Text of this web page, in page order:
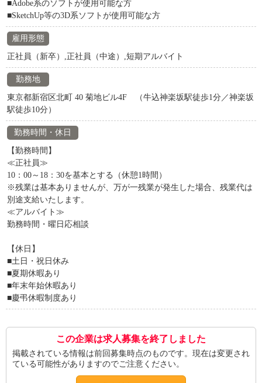
■Adobe系のソフトが使用可能な方
■SketchUp等の3D系ソフトが使用可能な方
雇用形態
正社員（新卒）,正社員（中途）,短期アルバイト
勤務地
東京都新宿区北町 40 菊地ビル4F （牛込神楽坂駅徒歩1分／神楽坂
駅徒歩10分）
勤務時間・休日
【勤務時間】
≪正社員≫
10：00～18：30を基本とする（休憩1時間）
※残業は基本ありませんが、万が一残業が発生した場合、残業代は
別途支給いたします。
≪アルバイト≫
勤務時間・曜日応相談
【休日】
■土日・祝日休み
■夏期休暇あり
■年末年始休暇あり
■慶弔休暇制度あり
この企業は求人募集を終了しました
掲載されている情報は前回募集時点のものです。現在は変更され
ている可能性がありますのでご注意ください。